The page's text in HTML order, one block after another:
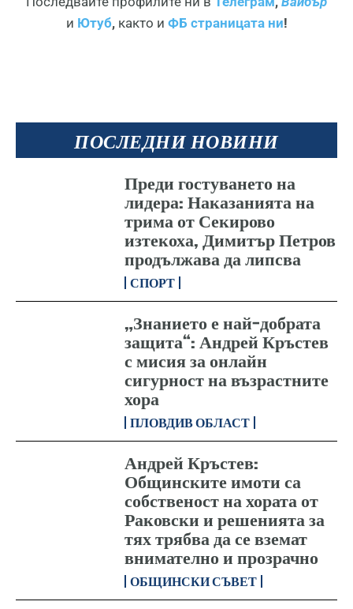
ПОСЛЕДНИ НОВИНИ
Преди гостуването на
лидера: Наказанията на
трима от Секирово
изтекоха, Димитър Петров
продължава да липсва
СПОРТ
„Знанието е най-добрата
защита“: Андрей Кръстев
с мисия за онлайн
сигурност на възрастните
хора
ПЛОВДИВ ОБЛАСТ
Андрей Кръстев:
Общинските имоти са
собственост на хората от
Раковски и решенията за
тях трябва да се вземат
внимателно и прозрачно
ОБЩИНСКИ СЪВЕТ
и Ютуб, както и ФБ страницата ни!